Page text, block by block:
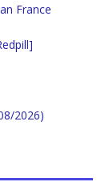
France
2026)